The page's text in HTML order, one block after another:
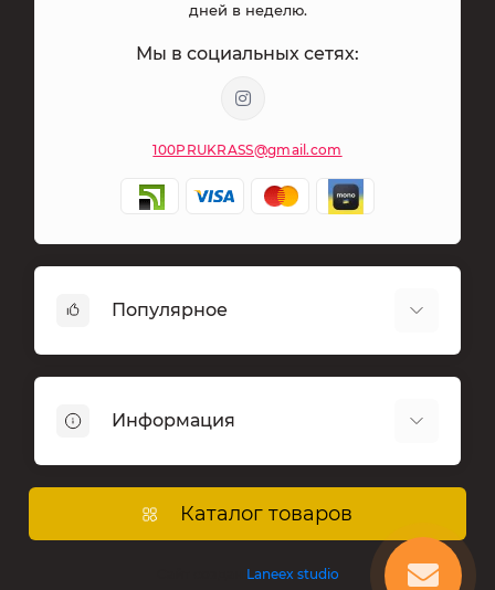
дней в неделю.
Мы в социальных сетях:
100PRUKRASS@gmail.com
Популярное
Магниты сувенирные
Сувениры
Фурнитура для бижутерии, брелоков и
товары для творчества
Информация
О магазине
Оплата
Договор публичной оферты
Каталог товаров
Laneex studio